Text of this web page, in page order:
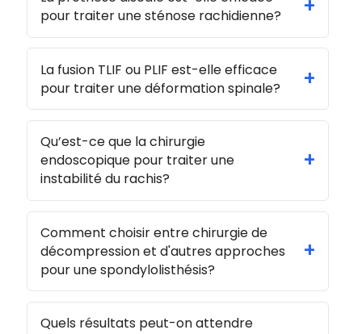
pour traiter une sténose rachidienne?
+
La fusion TLIF ou PLIF est-elle efficace
pour traiter une déformation spinale?
+
Qu’est-ce que la chirurgie
endoscopique pour traiter une
instabilité du rachis?
+
Comment choisir entre chirurgie de
décompression et d'autres approches
pour une spondylolisthésis?
+
Quels résultats peut-on attendre